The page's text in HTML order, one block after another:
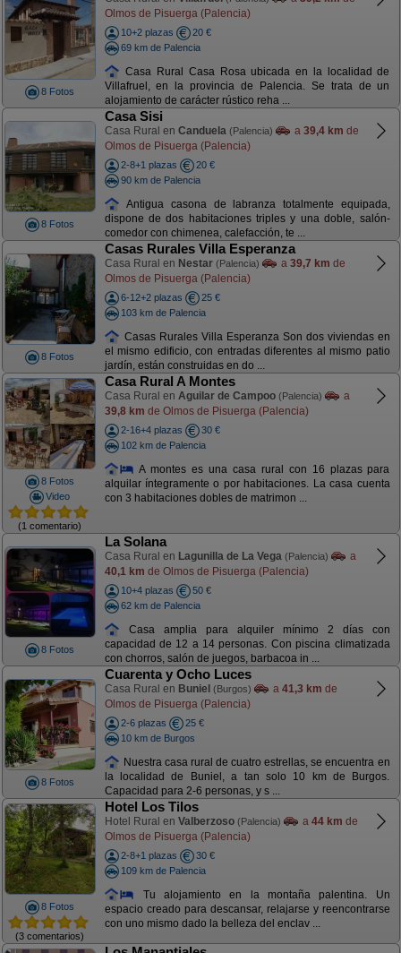
8 Fotos
Olmos de Pisuerga (Palencia)
10+2 plazas
20 €
69 km de Palencia
Casa Rural Casa Rosa ubicada en la localidad de
Villafruel, en la provincia de Palencia. Se trata de un
alojamiento de carácter rústico reha ...
8 Fotos
Casa Sisi
Casa Rural en Canduela (Palencia) a 39,4 km de
Olmos de Pisuerga (Palencia)
2-8+1 plazas
20 €
90 km de Palencia
Antigua casona de labranza totalmente equipada,
dispone de dos habitaciones triples y una doble, salón-
comedor con chimenea, calefacción, te ...
8 Fotos
Casas Rurales Villa Esperanza
Casa Rural en Nestar (Palencia) a 39,7 km de
Olmos de Pisuerga (Palencia)
6-12+2 plazas
25 €
103 km de Palencia
Casas Rurales Villa Esperanza Son dos viviendas en
el mismo edificio, con entradas diferentes al mismo patio
jardín, están construidas en do ...
8 Fotos
Video
(1 comentario)
Casa Rural A Montes
Casa Rural en Aguilar de Campoo (Palencia)
a
39,8 km de Olmos de Pisuerga (Palencia)
2-16+4 plazas
30 €
102 km de Palencia
A montes es una casa rural con 16 plazas para
alquilar íntegramente o por habitaciones. La casa cuenta
con 3 habitaciones dobles de matrimon ...
8 Fotos
La Solana
Casa Rural en Lagunilla de La Vega (Palencia)
a
40,1 km de Olmos de Pisuerga (Palencia)
10+4 plazas
50 €
62 km de Palencia
Casa amplia para alquiler mínimo 2 días con
capacidad de 12 a 14 personas. Con piscina climatizada
con chorros, salón de juegos, barbacoa in ...
8 Fotos
Cuarenta y Ocho Luces
Casa Rural en Buniel (Burgos) a 41,3 km de
Olmos de Pisuerga (Palencia)
2-6 plazas
25 €
10 km de Burgos
Nuestra casa rural de cuatro estrellas, se encuentra en
la localidad de Buniel, a tan solo 10 km de Burgos.
Capacidad para 2-6 personas, y s ...
8 Fotos
(3 comentarios)
Hotel Los Tilos
Hotel Rural en Valberzoso (Palencia) a 44 km de
Olmos de Pisuerga (Palencia)
2-8+1 plazas
30 €
109 km de Palencia
Tu alojamiento en la montaña palentina. Un
espacio creado para descansar, relajarse y reencontrarse
con uno mismo dado la belleza del enclav ...